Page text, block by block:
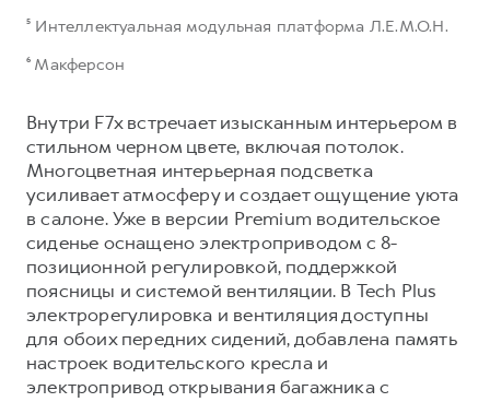
⁵ Интеллектуальная модульная платформа Л.Е.М.О.Н.
⁶ Макферсон
Внутри F7x встречает изысканным интерьером в
стильном черном цвете, включая потолок.
Многоцветная интерьерная подсветка
усиливает атмосферу и создает ощущение уюта
в салоне. Уже в версии Premium водительское
сиденье оснащено электроприводом с 8-
позиционной регулировкой, поддержкой
поясницы и системой вентиляции. В Tech Plus
электрорегулировка и вентиляция доступны
для обоих передних сидений, добавлена память
настроек водительского кресла и
электропривод открывания багажника с